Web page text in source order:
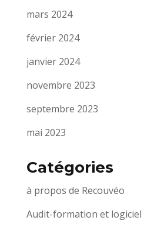
mars 2024
février 2024
janvier 2024
novembre 2023
septembre 2023
mai 2023
Catégories
à propos de Recouvéo
Audit-formation et logiciel